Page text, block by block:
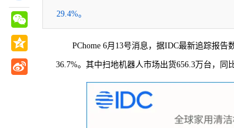
29.4%。
PChome 6月13号消息，据IDC最新追踪报
36.7%。其中扫地机器人市场出货656.3万台，同